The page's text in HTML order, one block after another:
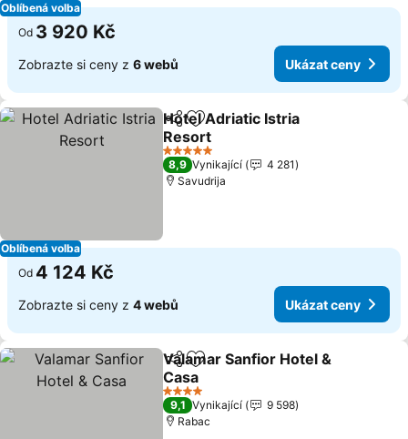
Oblíbená volba
Od 3 920 Kč
Zobrazte si ceny z 6 webů Ukázat ceny
Oblíbená volba
SdíletPřidat na seznam oblíbených
Hotel Adriatic Istria
Resort
5 Počet hvězdiček
8,9 Vynikající
4 281
Savudrija
Od 4 124 Kč
Zobrazte si ceny z 4 webů Ukázat ceny
SdíletPřidat na seznam oblíbených
Valamar Sanfior Hotel &
Casa
4 Počet hvězdiček
9,1 Vynikající
9 598
Rabac